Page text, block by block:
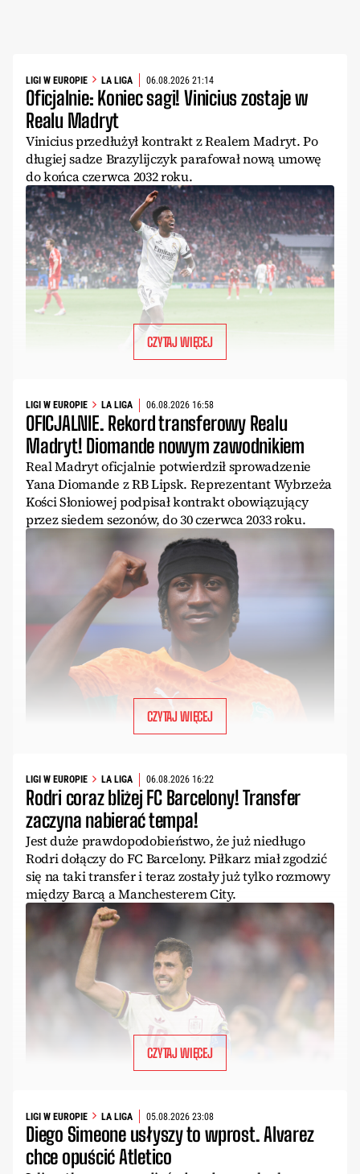
LIGI W EUROPIE LA LIGA 06.08.2026 21:14
Oficjalnie: Koniec sagi! Vinicius zostaje w
Realu Madryt
Vinicius przedłużył kontrakt z Realem Madryt. Po
długiej sadze Brazylijczyk parafował nową umowę
do końca czerwca 2032 roku.
CZYTAJ WIĘCEJ
LIGI W EUROPIE LA LIGA 06.08.2026 16:58
OFICJALNIE. Rekord transferowy Realu
Madryt! Diomande nowym zawodnikiem
Real Madryt oficjalnie potwierdził sprowadzenie
Yana Diomande z RB Lipsk. Reprezentant Wybrzeża
Kości Słoniowej podpisał kontrakt obowiązujący
przez siedem sezonów, do 30 czerwca 2033 roku.
CZYTAJ WIĘCEJ
LIGI W EUROPIE LA LIGA 06.08.2026 16:22
Rodri coraz bliżej FC Barcelony! Transfer
zaczyna nabierać tempa!
Jest duże prawdopodobieństwo, że już niedługo
Rodri dołączy do FC Barcelony. Piłkarz miał zgodzić
się na taki transfer i teraz zostały już tylko rozmowy
między Barcą a Manchesterem City.
CZYTAJ WIĘCEJ
LIGI W EUROPIE LA LIGA 05.08.2026 23:08
Diego Simeone usłyszy to wprost. Alvarez
chce opuścić Atletico